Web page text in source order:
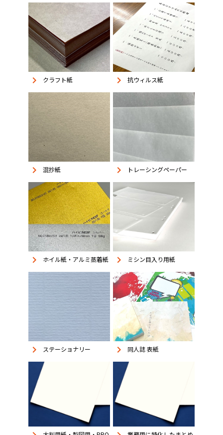
keyboard_arrow_right クラフト紙 keyboard_arrow_right 抗ウィルス紙
keyboard_arrow_right 混抄紙 keyboard_arrow_right トレーシングペーパー
keyboard_arrow_right ホイル紙・アルミ蒸着紙 keyboard_arrow_right ミシン目入り用紙
keyboard_arrow_right ステーショナリー keyboard_arrow_right 同人誌 表紙